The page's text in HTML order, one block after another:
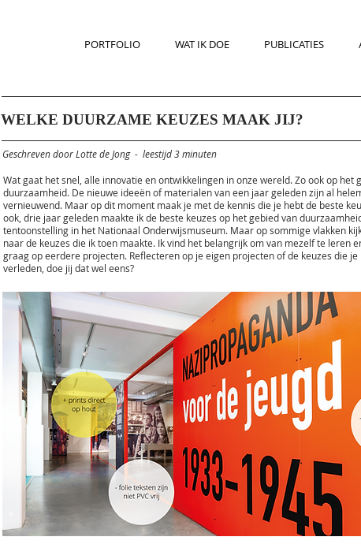
PORTFOLIO WAT IK DOE PUBLICATIES
WELKE DUURZAME KEUZES MAAK JIJ?
Geschreven door Lotte de Jong - leestijd 3 minuten
Wat gaat het snel, alle innovatie en ontwikkelingen in onze wereld. Zo ook op het
duurzaamheid. De nieuwe ideeën of materialen van een jaar geleden zijn al
vernieuwend. Maar op dit moment maak je met de kennis die je hebt de beste
ook, drie jaar geleden maakte ik de beste keuzes op het gebied van
tentoonstelling in het Nationaal Onderwijsmuseum. Maar op sommige vlakken
naar de keuzes die ik toen maakte. Ik vind het belangrijk om van mezelf te leren
graag op eerdere projecten. Reflecteren op je eigen projecten of de keuzes die
verleden, doe jij dat wel eens?